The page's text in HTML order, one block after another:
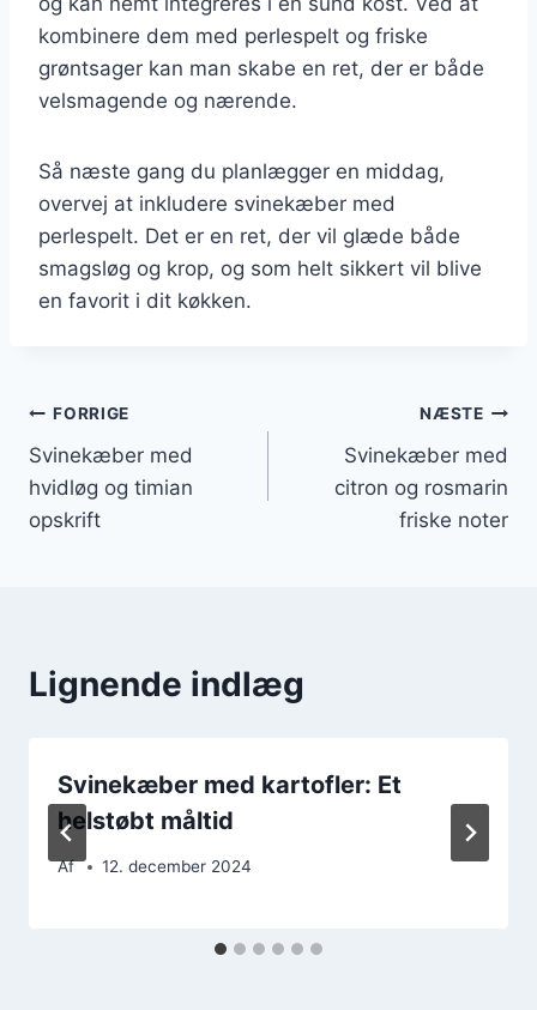
kombinere dem med perlespelt og friske
grøntsager kan man skabe en ret, der er både
velsmagende og nærende.
Så næste gang du planlægger en middag,
overvej at inkludere svinekæber med
perlespelt. Det er en ret, der vil glæde både
smagsløg og krop, og som helt sikkert vil blive
en favorit i dit køkken.
Indlægsnavigation
FORRIGE
Svinekæber med
hvidløg og timian
opskrift
NÆSTE
Svinekæber med
citron og rosmarin
friske noter
Lignende indlæg
Svinekæber med kartofler: Et
helstøbt måltid
Af 12. december 2024